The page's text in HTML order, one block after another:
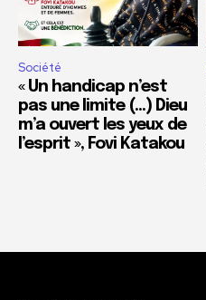
Société
« Un handicap n’est
pas une limite (…) Dieu
m’a ouvert les yeux de
l’esprit », Fovi Katakou